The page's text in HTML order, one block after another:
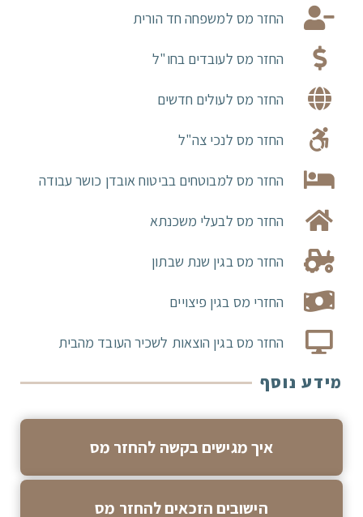
החזר מס למשפחה חד הורית
החזר מס לעובדים בחו"ל
החזר מס לעולים חדשים
החזר מס לנכי צה"ל
החזר מס למבוטחים בביטוח אובדן כושר עבודה
החזר מס לבעלי משכנתא
החזר מס בגין שנת שבתון
החזרי מס בגין פיצויים
החזר מס בגין הוצאות לשכיר העובד מהבית
מידע נוסף
איך מגישים בקשה להחזר מס
הישובים הזכאים להחזר מס